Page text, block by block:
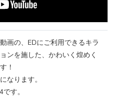
画の、EDにご利用できるキラ
ンを施した、かわいく煌めく
す！
なります。
です。